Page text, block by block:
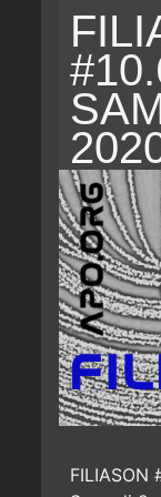
FILIASON